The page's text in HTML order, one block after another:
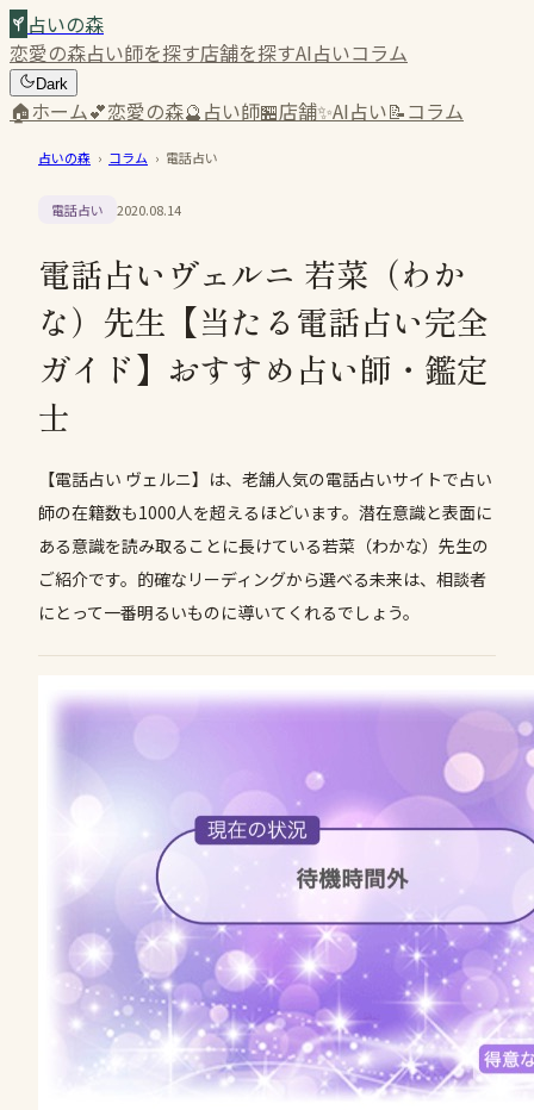
占いの森
恋愛の森占い師を探す店舗を探すAI占いコラム
Dark
🏠ホーム💕恋愛の森🔮占い師🏪店舗✨AI占い📝コラム
占いの森 › コラム › 電話占い
電話占い 2020.08.14
電話占いヴェルニ 若菜（わか
な）先生【当たる電話占い完全
ガイド】おすすめ占い師・鑑定
士
【電話占い ヴェルニ】は、老舗人気の電話占いサイトで占い
師の在籍数も1000人を超えるほどいます。潜在意識と表面に
ある意識を読み取ることに長けている若菜（わかな）先生の
ご紹介です。的確なリーディングから選べる未来は、相談者
にとって一番明るいものに導いてくれるでしょう。